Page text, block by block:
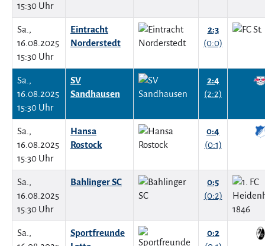
15:30 Uhr
Sa.,
16.08.2025
15:30 Uhr
Eintracht
Norderstedt
2:3
(0:0)
Sa.,
16.08.2025
15:30 Uhr
SV
Sandhausen
2:4
(2:2)
Sa.,
16.08.2025
15:30 Uhr
Hansa
Rostock
0:4
(0:1)
Sa.,
16.08.2025
15:30 Uhr
Bahlinger SC
0:5
(0:2)
Sa.,
Sportfreunde
0:2